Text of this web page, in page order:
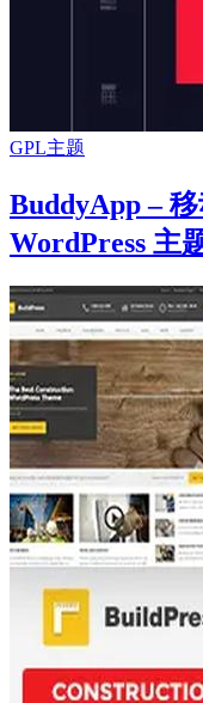
GPL主题
BuddyApp –
WordPress 主